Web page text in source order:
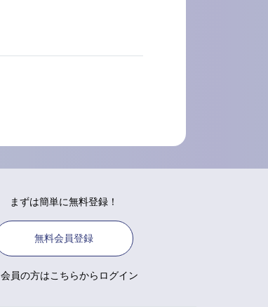
まずは簡単に無料登録！
無料会員登録
会員の方はこちらからログイン